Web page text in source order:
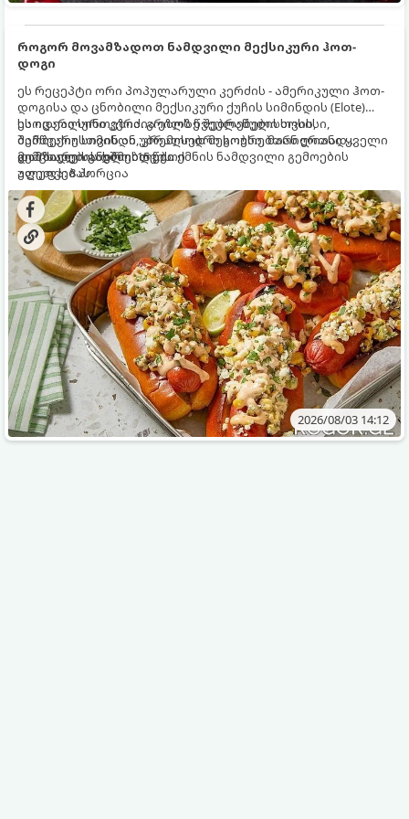
როგორ მოვამზადოთ ნამდვილი მექსიკური ჰოთ-
დოგი
ეს რეცეპტი ორი პოპულარული კერძის - ამერიკული ჰოთ-
დოგისა და ცნობილი მექსიკური ქუჩის სიმინდის (Elote)
საოცარი სინთეზია. გრილზე შებრაწული სოსისი,
შემწვარი სიმინდი, კრემისებრი სოუსი, მარილიანი ყველი
და ცხარე სანელებლები ქმნის ნამდვილი გემოების
აფეთქებას.
ეს იდეალური კერძია ეზოს წვეულებებისთვის,
ბარბექიუსთვის ან უბრალოდ მეგობრებთან ერთად
გემრიელი ვახშმისთვის.
მომზადების დრო: 15 წუთი
ულუფა: 8 პორცია
2026/08/03 14:12